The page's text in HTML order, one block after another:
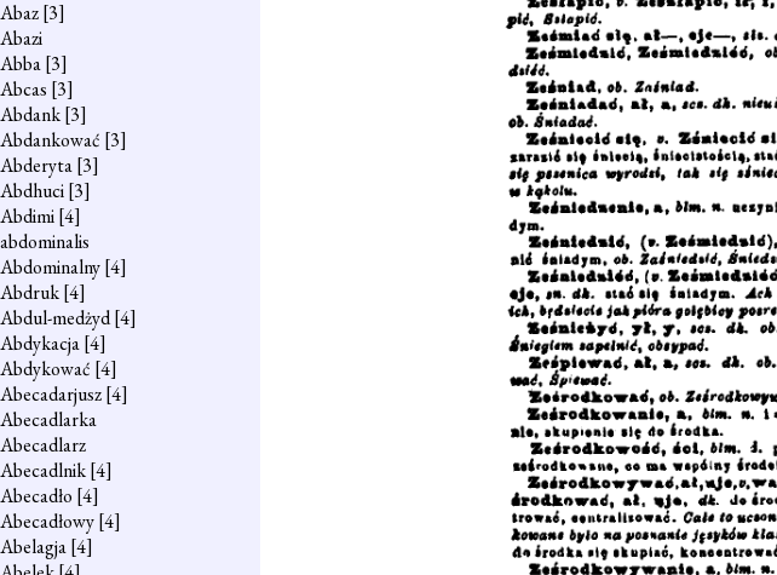
Abaz[3]
Abazi
Abba[3]
Abcas [3]
Abdank[3]
Abdankować [3]
Abderyta[3]
Abdhuci[3]
Abdimi[4]
abdominalis
Abdominalny[4]
Abdruk[4]
Abdul-medżyd[4]
Abdykacja[4]
Abdykować [4]
Abecadarjusz[4]
Abecadlarka
Abecadlarz
Abecadlnik[4]
Abecadło [4]
Abecadłowy[4]
Abelagja[4]